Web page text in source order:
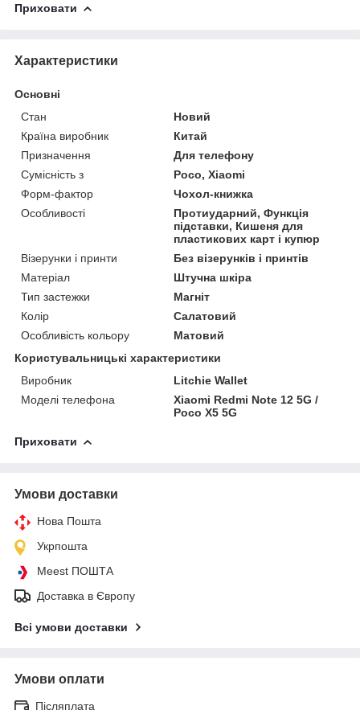
Приховати
Характеристики
Основні
Стан
Новий
Країна виробник
Китай
Призначення
Для телефону
Сумісність з
Poco, Xiaomi
Форм-фактор
Чохол-книжка
Особливості
Протиударний, Функція
підставки, Кишеня для
пластикових карт і купюр
Візерунки і принти
Без візерунків і принтів
Матеріал
Штучна шкіра
Тип застежки
Магніт
Колір
Салатовий
Особливість кольору
Матовий
Користувальницькі характеристики
Виробник
Litchie Wallet
Моделі телефона
Xiaomi Redmi Note 12 5G /
Poco X5 5G
Приховати
Умови доставки
Нова Пошта
Укрпошта
Meest ПОШТА
Доставка в Європу
Всі умови доставки
Умови оплати
Післяплата